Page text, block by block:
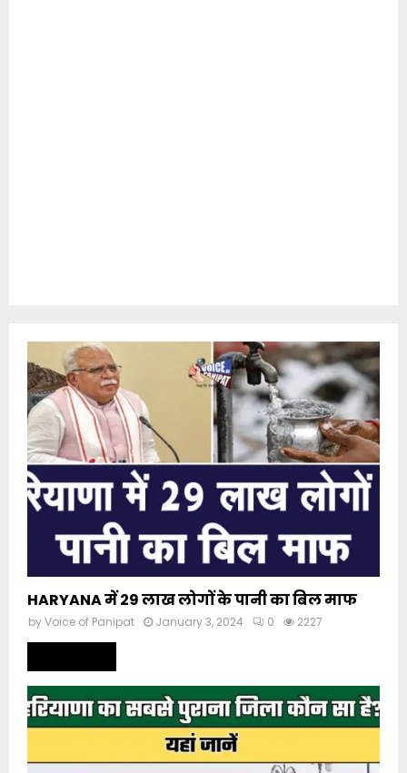
HARYANA में 29 लाख लोगों के पानी का बिल माफ
byVoice of Panipat January 3, 2024 0 2227